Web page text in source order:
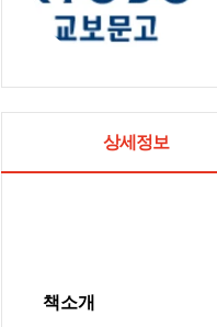
상세정보
책소개